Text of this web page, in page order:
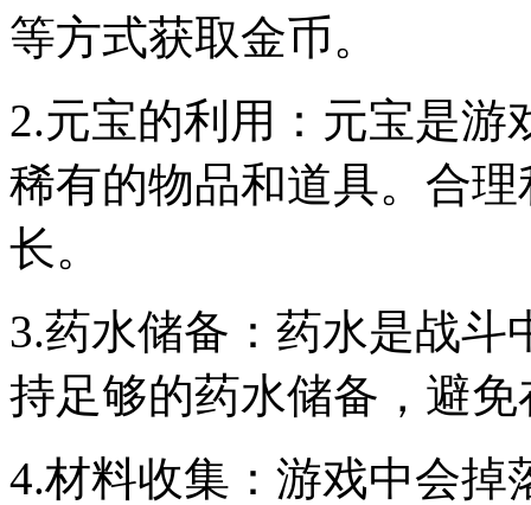
等方式获取金币。
2.元宝的利用：元宝是
稀有的物品和道具。合
长。
3.药水储备：药水是战
持足够的药水储备，避
4.材料收集：游戏中会掉